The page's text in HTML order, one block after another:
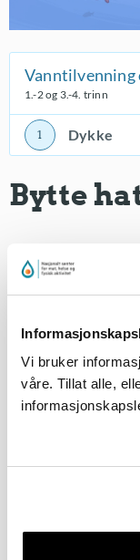
Vi bruker
våre. Tillat alle,
Vanntilvenning
1.-2 og 3.-4. trinn
Dykke
Bytte
Du må
To og to elever